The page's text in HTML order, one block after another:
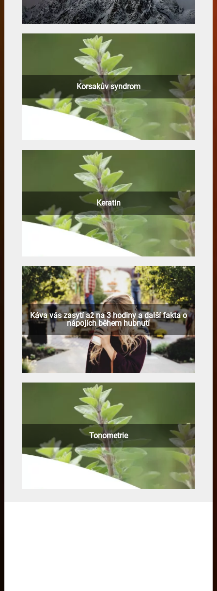
Korsakův syndrom
Keratin
Káva vás zasytí až na 3 hodiny a další fakta o
nápojích během hubnutí
Tonometrie